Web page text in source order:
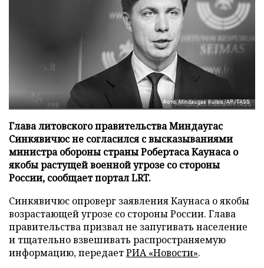
Фото: Mindaugas Kulbis/AP/TASS
Глава литовского правительства Миндаугас
Синкявичюс не согласился с высказываниями
министра обороны страны Робертаса Каунаса о
якобы растущей военной угрозе со стороны
России, сообщает портал LRT.
Синкявичюс опроверг заявления Каунаса о якобы
возрастающей угрозе со стороны России. Глава
правительства призвал не запугивать население
и тщательно взвешивать распространяемую
информацию, передаетРИА «Новости».